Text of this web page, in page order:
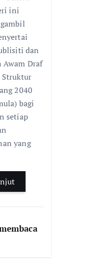
at
s
A
p
p
ini
dan
Awam Draf
Struktur
2040
bagi
setiap
yang